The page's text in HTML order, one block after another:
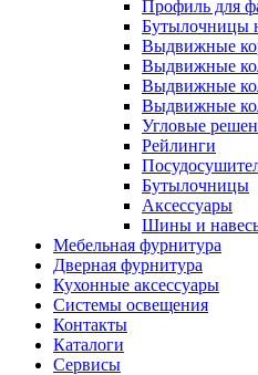
Профиль для
Бутылочницы
Выдвижные
Выдвижные
Выдвижные
Bыдвижные
Угловые
Рейлинги
Бутылочницы
Аксессуары
Шины и
Мебельная фурнитура
Дверная фурнитура
Кухонные аксессуары
Системы освещения
Контакты
Каталоги
Сервисы